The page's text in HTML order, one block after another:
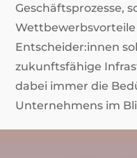
Geschäftsprozesse,
Wettbewerbsvorteile
Entscheider:innen
zukunftsfähige
dabei immer die
Unternehmens im